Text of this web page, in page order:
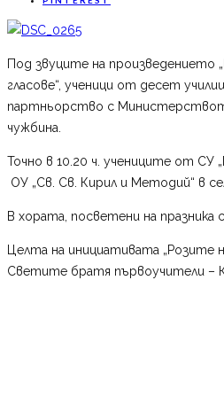
Под звуците на произведението
гласове“, ученици от десет
партньорство с
чужбина.
Точно в 10.20 ч. учениците от СУ
ОУ „Св. Св. Кирил и Методий“ в
В хората, посветени на
Целта на инициативата „Розите
Светите братя първоучители –